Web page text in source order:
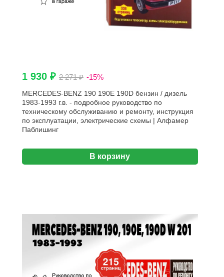
1 930 ₽ 2 271 ₽ -15%
MERCEDES-BENZ 190 190E 190D бензин / дизель
1983-1993 г.в. - подробное руководство по
техническому обслуживанию и ремонту, инструкция
по эксплуатации, электрические схемы | Алфамер
Паблишинг
В корзину